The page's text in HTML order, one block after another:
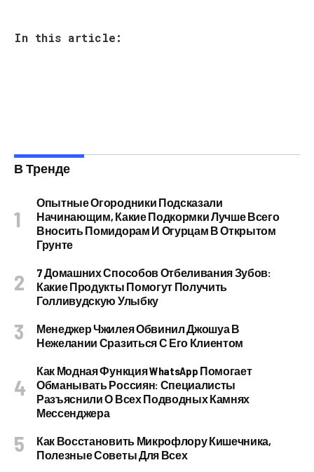
In this article:
В Тренде
Опытные Огородники Подсказали
Начинающим, Какие Подкормки Лучше Всего
Вносить Помидорам И Огурцам В Открытом
Грунте
7 Домашних Способов Отбеливания Зубов:
Какие Продукты Помогут Получить
Голливудскую Улыбку
Менеджер Чжилея Обвинил Джошуа В
Нежелании Сразиться С Его Клиентом
Как Модная Функция WhatsApp Помогает
Обманывать Россиян: Специалисты
Разъяснили О Всех Подводных Камнях
Мессенджера
Как Восстановить Микрофлору Кишечника,
Полезные Советы Для Всех